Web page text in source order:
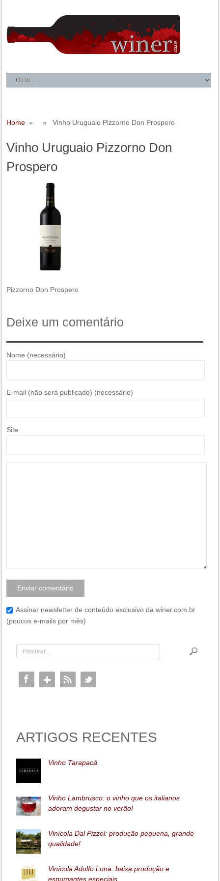
Home » » Vinho Uruguaio Pizzorno Don Prospero
Vinho Uruguaio Pizzorno Don
Prospero
Pizzorno Don Prospero
Deixe um comentário
Nome (necessário)
E-mail (não será publicado) (necessário)
Site
Assinar newsletter de conteúdo exclusivo da winer.com.br
(poucos e-mails por mês)
ARTIGOS RECENTES
Vinho Tarapacá
Vinho Lambrusco: o vinho que os italianos
adoram degustar no verão!
Vinícola Dal Pizzol: produção pequena, grande
qualidade!
Vinícola Adolfo Lona: baixa produção e
espumantes especiais